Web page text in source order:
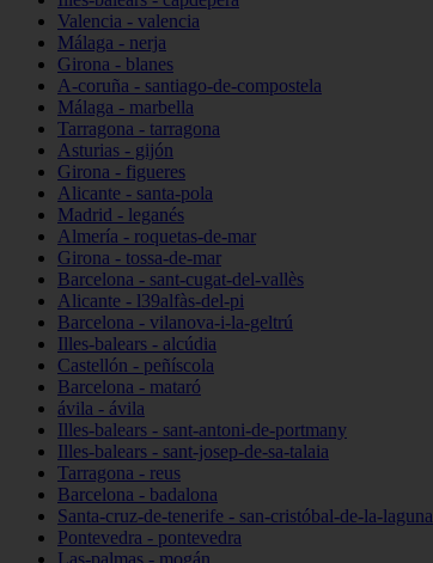
Valencia - valencia
Málaga - nerja
Girona - blanes
A-coruña - santiago-de-compostela
Málaga - marbella
Tarragona - tarragona
Asturias - gijón
Girona - figueres
Alicante - santa-pola
Madrid - leganés
Almería - roquetas-de-mar
Girona - tossa-de-mar
Barcelona - sant-cugat-del-vallès
Alicante - l39alfàs-del-pi
Barcelona - vilanova-i-la-geltrú
Illes-balears - alcúdia
Castellón - peñíscola
Barcelona - mataró
ávila - ávila
Illes-balears - sant-antoni-de-portmany
Illes-balears - sant-josep-de-sa-talaia
Tarragona - reus
Barcelona - badalona
Santa-cruz-de-tenerife - san-cristóbal-de-la-laguna
Pontevedra - pontevedra
Las-palmas - mogán